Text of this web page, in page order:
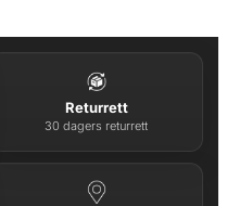
Returrett
30 dagers returrett